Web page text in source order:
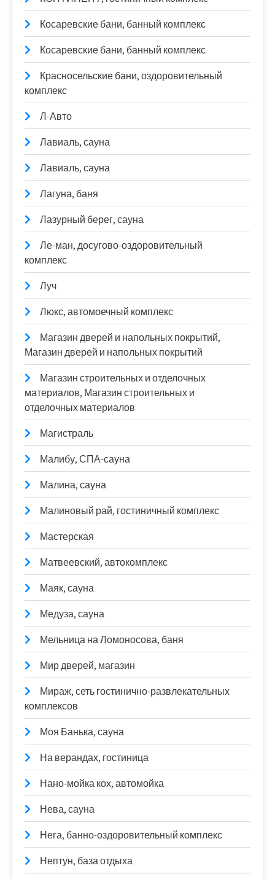
Косаревские бани, банный комплекс
Косаревские бани, банный комплекс
Красносельские бани, оздоровительный
комплекс
Л-Авто
Лавиаль, сауна
Лавиаль, сауна
Лагуна, баня
Лазурный берег, сауна
Ле-ман, досугово-оздоровительный
комплекс
Луч
Люкс, автомоечный комплекс
Магазин дверей и напольных покрытий,
Магазин дверей и напольных покрытий
Магазин строительных и отделочных
материалов, Магазин строительных и
отделочных материалов
Магистраль
Малибу, СПА-сауна
Малина, сауна
Малиновый рай, гостиничный комплекс
Мастерская
Матвеевский, автокомплекс
Маяк, сауна
Медуза, сауна
Мельница на Ломоносова, баня
Мир дверей, магазин
Мираж, сеть гостинично-развлекательных
комплексов
Моя Банька, сауна
На верандах, гостиница
Нано-мойка кох, автомойка
Нева, сауна
Нега, банно-оздоровительный комплекс
Нептун, база отдыха